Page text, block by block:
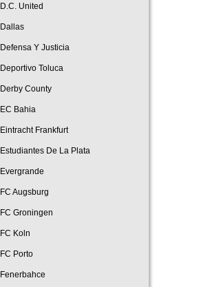
D.C. United
Dallas
Defensa Y Justicia
Deportivo Toluca
Derby County
EC Bahia
Eintracht Frankfurt
Estudiantes De La Plata
Evergrande
FC Augsburg
FC Groningen
FC Koln
FC Porto
Fenerbahce